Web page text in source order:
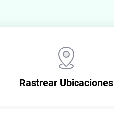
Rastrear Ubicaciones